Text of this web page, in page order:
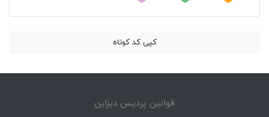
کپی کد کوتاه
قوانین پردیس دیزاین